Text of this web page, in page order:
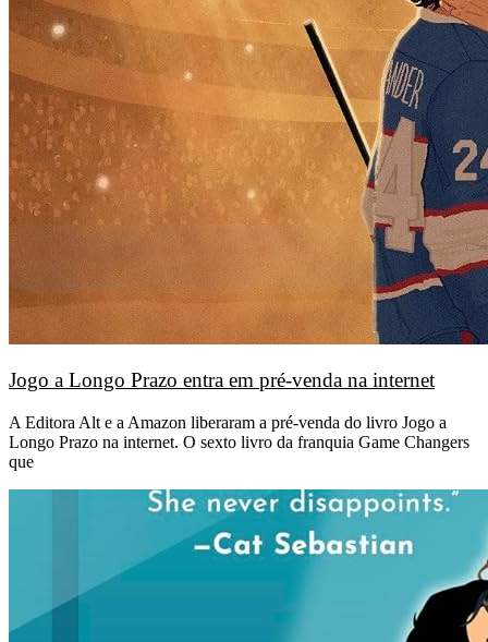
Jogo a Longo Prazo entra em pré-venda na internet
A Editora Alt e a Amazon liberaram a pré-venda do livro Jogo a
Longo Prazo na internet. O sexto livro da franquia Game Changers
que